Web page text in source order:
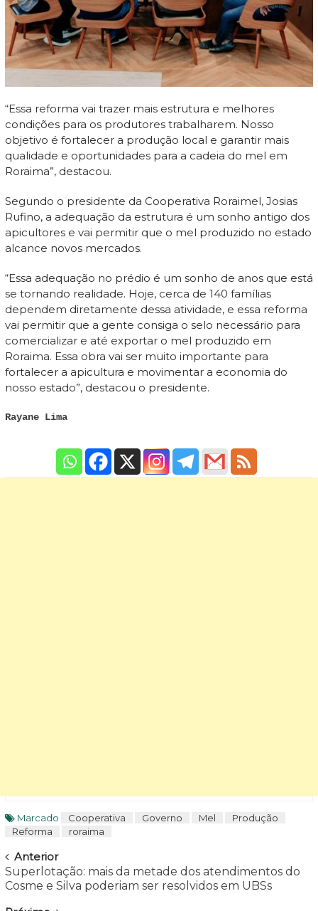
“Essa reforma vai trazer mais estrutura e melhores
condições para os produtores trabalharem. Nosso
objetivo é fortalecer a produção local e garantir mais
qualidade e oportunidades para a cadeia do mel em
Roraima”, destacou.
Segundo o presidente da Cooperativa Roraimel, Josias
Rufino, a adequação da estrutura é um sonho antigo dos
apicultores e vai permitir que o mel produzido no estado
alcance novos mercados.
“Essa adequação no prédio é um sonho de anos que está
se tornando realidade. Hoje, cerca de 140 famílias
dependem diretamente dessa atividade, e essa reforma
vai permitir que a gente consiga o selo necessário para
comercializar e até exportar o mel produzido em
Roraima. Essa obra vai ser muito importante para
fortalecer a apicultura e movimentar a economia do
nosso estado”, destacou o presidente.
Rayane Lima
Marcado Cooperativa Governo Mel
Produção
Reforma
roraima
Navegar
Anterior
Superlotação: mais da metade dos atendimentos do
Cosme e Silva poderiam ser resolvidos em UBSs